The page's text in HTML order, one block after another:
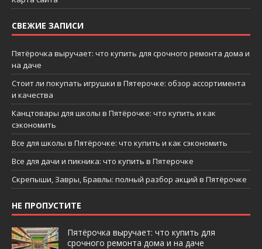
СВЕЖИЕ ЗАПИСИ
Пятёрочка выручает: что купить для срочного ремонта дома и
на даче
Стоит ли покупать игрушки в Пятерочке: обзор ассортимента
и качества
Канцтовары для школы в Пятёрочке: что купить и как
сэкономить
Все для школы в Пятёрочке: что купить и как сэкономить
Все для дачи и пикника: что купить в Пятерочке
Скрепыши, Завры, Бравлы: полный разбор акций в Пятёрочке
НЕ ПРОПУСТИТЕ
Пятёрочка выручает: что купить для
срочного ремонта дома и на даче